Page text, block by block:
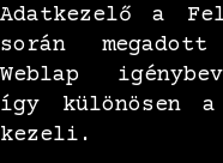
Adatkezelő a
során
Weblap
így különösen
kezeli.